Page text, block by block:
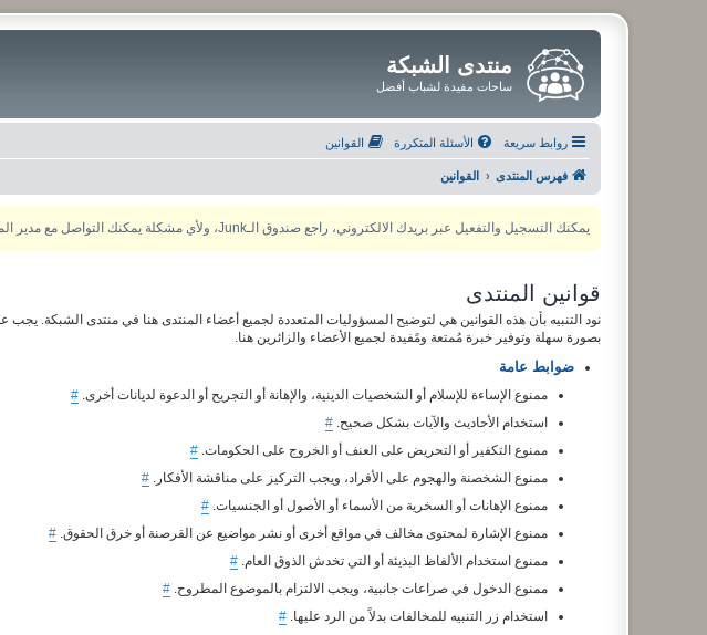
منتدى الشبكة
ساحات مفيدة لشباب أفضل
روابط سريعة الأسئلة المتكررة القوانين
فهرس المنتدى القوانين
يمكنك التسجيل والتفعيل عبر بريدك الالكتروني، راجع صندوق الـJunk، ولأي مشكلة يمكنك التواصل مع مدير المنتدى عبر أي من وسائل التواصل الاجتماعي
قوانين المنتدى
نود التنبيه بأن هذه القوانين هي لتوضيح المسؤوليات المتعددة لجميع أعضاء المنتدى هنا في منتدى الشبكة. يجب
بصورة سهلة وتوفير خبرة مُمتعة ومًفيدة لجميع الأعضاء والزائرين هنا.
ضوابط عامة
ممنوع الإساءة للإسلام أو الشخصيات الدينية، والإهانة أو التجريح أو الدعوة لديانات أخرى. #
استخدام الأحاديث والآيات بشكل صحيح. #
ممنوع التكفير أو التحريض على العنف أو الخروج على الحكومات. #
ممنوع الشخصنة والهجوم على الأفراد، ويجب التركيز على مناقشة الأفكار. #
ممنوع الإهانات أو السخرية من الأسماء أو الأصول أو الجنسيات. #
ممنوع الإشارة لمحتوى مخالف في مواقع أخرى أو نشر مواضيع عن القرصنة أو خرق الحقوق. #
ممنوع استخدام الألفاظ البذيئة أو التي تخدش الذوق العام. #
ممنوع الدخول في صراعات جانبية، ويجب الالتزام بالموضوع المطروح. #
استخدام زر التنبيه للمخالفات بدلاً من الرد عليها. #